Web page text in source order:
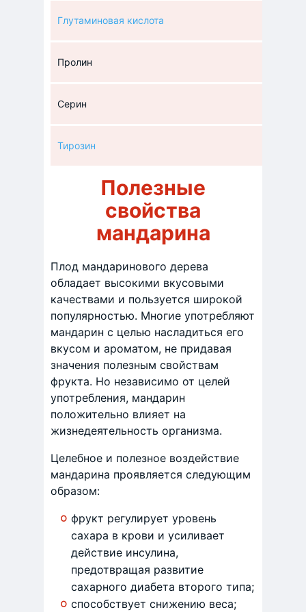
Глутаминовая кислота
Пролин
Серин
Тирозин
Полезные
свойства
мандарина
Плод мандаринового дерева
обладает высокими вкусовыми
качествами и пользуется широкой
популярностью. Многие употребляют
мандарин с целью насладиться его
вкусом и ароматом, не придавая
значения полезным свойствам
фрукта. Но независимо от целей
употребления, мандарин
положительно влияет на
жизнедеятельность организма.
Целебное и полезное воздействие
мандарина проявляется следующим
образом:
фрукт регулирует уровень
сахара в крови и усиливает
действие инсулина,
предотвращая развитие
сахарного диабета второго типа;
способствует снижению веса;